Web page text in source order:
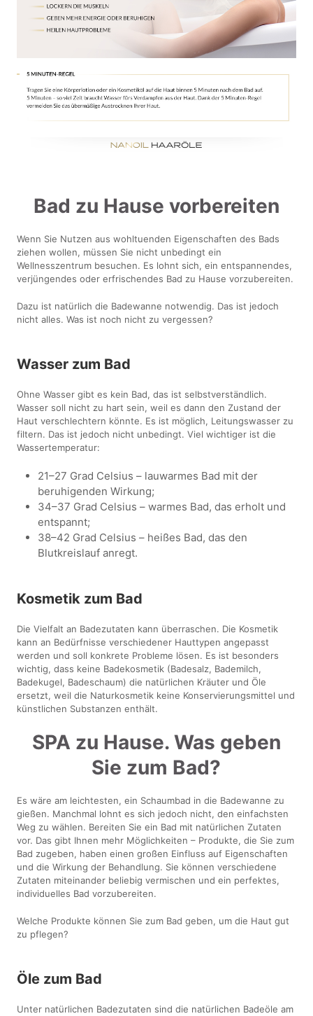
Bad zu Hause vorbereiten
Wenn Sie Nutzen aus wohltuenden Eigenschaften des Bads
ziehen wollen, müssen Sie nicht unbedingt ein
Wellnesszentrum besuchen. Es lohnt sich, ein entspannendes,
verjüngendes oder erfrischendes Bad zu Hause vorzubereiten.
Dazu ist natürlich die Badewanne notwendig. Das ist jedoch
nicht alles. Was ist noch nicht zu vergessen?
Wasser zum Bad
Ohne Wasser gibt es kein Bad, das ist selbstverständlich.
Wasser soll nicht zu hart sein, weil es dann den Zustand der
Haut verschlechtern könnte. Es ist möglich, Leitungswasser zu
filtern. Das ist jedoch nicht unbedingt. Viel wichtiger ist die
Wassertemperatur:
21–27 Grad Celsius – lauwarmes Bad mit der
beruhigenden Wirkung;
34–37 Grad Celsius – warmes Bad, das erholt und
entspannt;
38–42 Grad Celsius – heißes Bad, das den
Blutkreislauf anregt.
Kosmetik zum Bad
Die Vielfalt an Badezutaten kann überraschen. Die Kosmetik
kann an Bedürfnisse verschiedener Hauttypen angepasst
werden und soll konkrete Probleme lösen. Es ist besonders
wichtig, dass keine Badekosmetik (Badesalz, Bademilch,
Badekugel, Badeschaum) die natürlichen Kräuter und Öle
ersetzt, weil die Naturkosmetik keine Konservierungsmittel und
künstlichen Substanzen enthält.
SPA zu Hause. Was geben
Sie zum Bad?
Es wäre am leichtesten, ein Schaumbad in die Badewanne zu
gießen. Manchmal lohnt es sich jedoch nicht, den einfachsten
Weg zu wählen. Bereiten Sie ein Bad mit natürlichen Zutaten
vor. Das gibt Ihnen mehr Möglichkeiten – Produkte, die Sie zum
Bad zugeben, haben einen großen Einfluss auf Eigenschaften
und die Wirkung der Behandlung. Sie können verschiedene
Zutaten miteinander beliebig vermischen und ein perfektes,
individuelles Bad vorzubereiten.
Welche Produkte können Sie zum Bad geben, um die Haut gut
zu pflegen?
Öle zum Bad
Unter natürlichen Badezutaten sind die natürlichen Badeöle am